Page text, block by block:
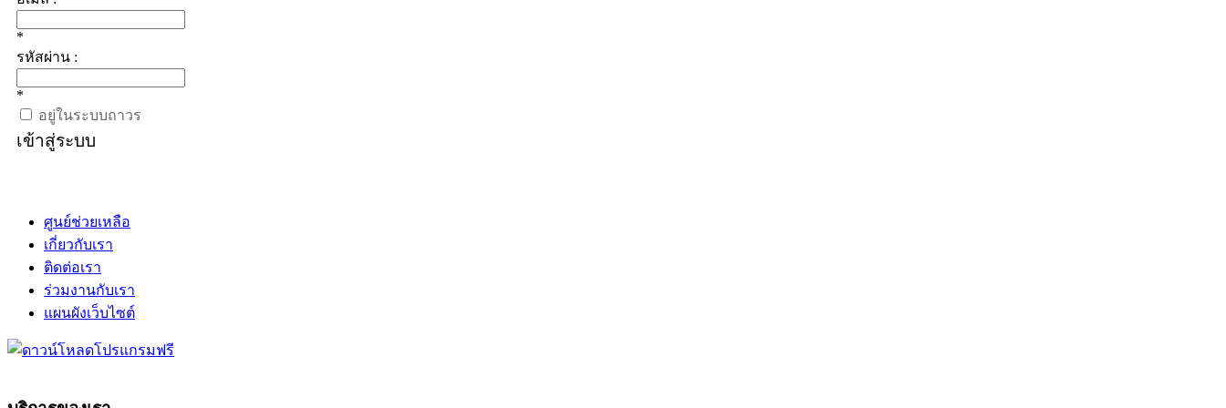
*
รหัสผ่าน :
*
อยู่ในระบบถาวร
เข้าสู่ระบบ
ศูนย์ช่วยเหลือ
เกี่ยวกับเรา
ติดต่อเรา
ร่วมงานกับเรา
แผนผังเว็บไซต์